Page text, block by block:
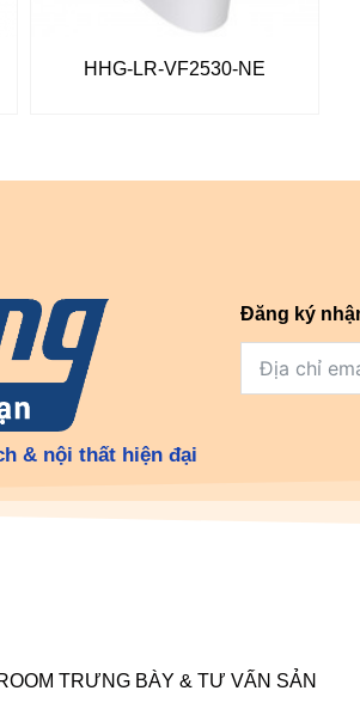
HHG-LR-VF2530-NE
& nội thất hiện đại
Đăng ký
TRƯNG BÀY & TƯ VẤN SẢN